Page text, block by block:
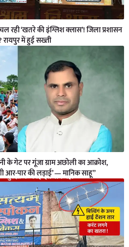
रही ‘खतरे की इंग्लिश क्लास’! जिला प्रशासन
रायपुर में हुई सख्ती
के गेट पर गूंजा ग्राम अछोली का आक्रोश,
आर-पार की लड़ाई’ — मानिक साहू”